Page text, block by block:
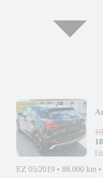
EZ 05/2019 • 88.000 km •